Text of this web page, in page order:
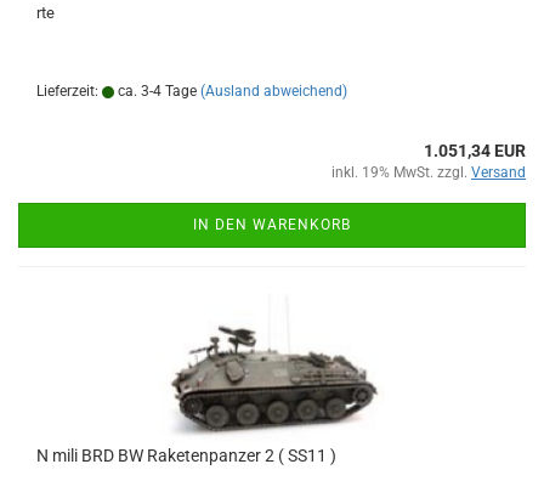
rte
Lieferzeit: ca. 3-4 Tage (Ausland abweichend)
1.051,34 EUR
inkl. 19% MwSt. zzgl. Versand
IN DEN WARENKORB
N mili BRD BW Raketenpanzer 2 ( SS11 )